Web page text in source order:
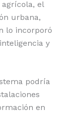
el
urbana,
lo incorporó
y
podría
en